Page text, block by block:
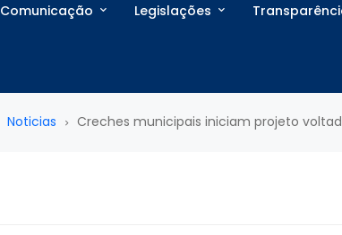
Comunicação Legislações
Noticias Creches municipais iniciam projeto